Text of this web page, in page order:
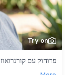
Try on
פרוהוק עם קורנרואוז